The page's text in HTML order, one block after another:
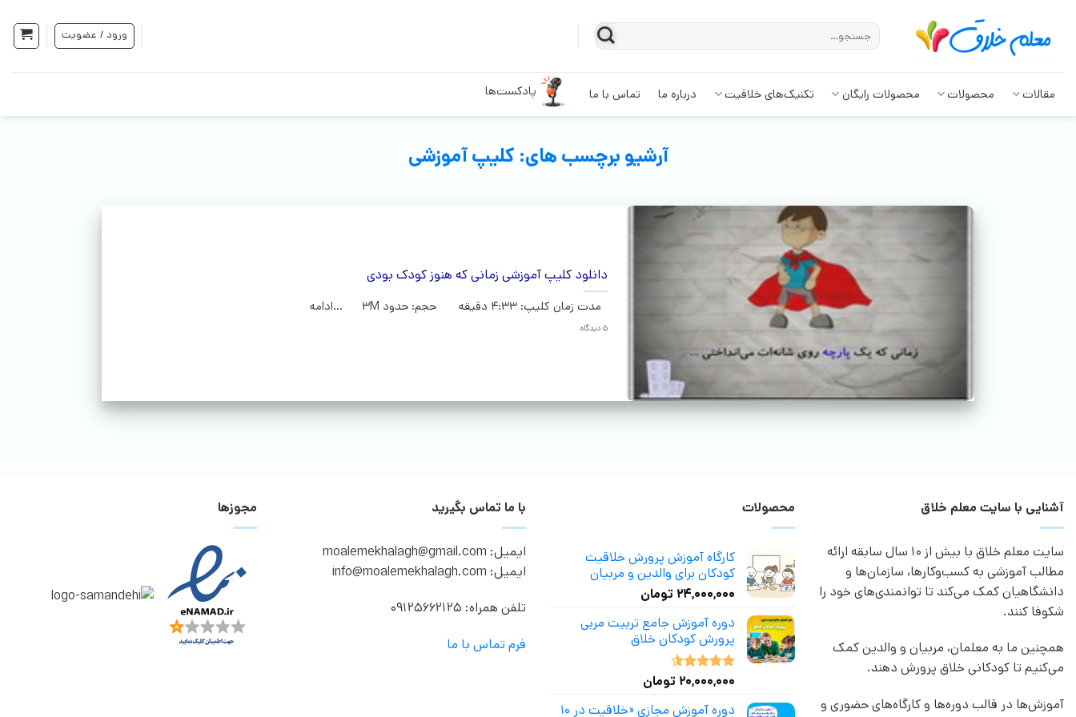
ورود / عضویت
مقالات محصولات محصولات رایگان تکنیک‌های خلاقیت درباره ما تماس با ما پادکست‌ها
آرشیو برچسب های:کلیپ آموزشی
دانلود کلیپ آموزشی زمانی که هنوز کودک بودی
مدت زمان کلیپ: 4:33 دقیقه حجم: حدود 3M ...ادامه
5 دیدگاه
آشنایی با سایت معلم خلاق
سایت معلم خلاق با بیش از 10 سال سابقه ارائه
مطالب آموزشی به کسب‌وکارها، سازمان‌ها و
دانشگاهیان کمک می‌کند تا توانمندی‌های خود را
شکوفا کنند.
همچنین ما به معلمان، مربیان و والدین کمک
می‌کنیم تا کودکانی خلاق پرورش دهند.
آموزش‌ها در قالب دوره‌ها و کارگاه‌های حضوری و
محصولات
کارگاه آموزش پرورش خلاقیت
کودکان برای والدین و مربیان
۲۴,۰۰۰,۰۰۰ تومان
دوره آموزش جامع تربیت مربی
پرورش کودکان خلاق
نمره4.50
۲۰,۰۰۰,۰۰۰ تومان
دوره آموزش مجازی «خلاقیت در ۱۰
با ما تماس بگیرید
ایمیل: moalemekhalagh@gmail.com
ایمیل: info@moalemekhalagh.com
تلفن همراه: 09125662125
فرم تماس با ما
مجوزها